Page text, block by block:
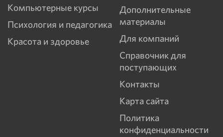
Компьютерные курсы
Психология и педагогика
Красота и здоровье
Дополнительные
материалы
Для компаний
Справочник для
поступающих
Контакты
Карта сайта
Политика
конфиденциальности